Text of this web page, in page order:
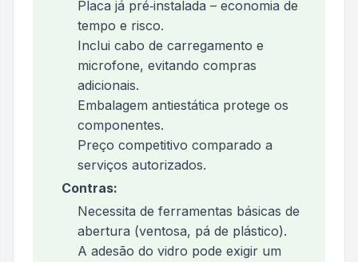
Placa já pré‑instalada – economia de
tempo e risco.
Inclui cabo de carregamento e
microfone, evitando compras
adicionais.
Embalagem antiestática protege os
componentes.
Preço competitivo comparado a
serviços autorizados.
Contras:
Necessita de ferramentas básicas de
abertura (ventosa, pá de plástico).
A adesão do vidro pode exigir um